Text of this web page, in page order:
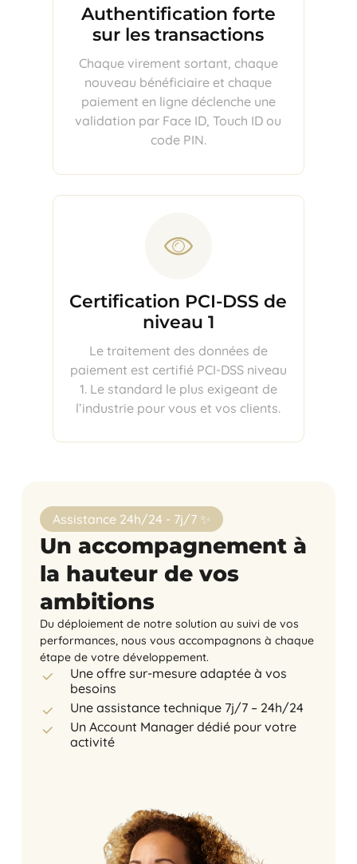
Authentification forte
sur les transactions
Chaque virement sortant, chaque
nouveau bénéficiaire et chaque
paiement en ligne déclenche une
validation par Face ID, Touch ID ou
code PIN.
Certification PCI-DSS de
niveau 1
Le traitement des données de
paiement est certifié PCI-DSS niveau
1. Le standard le plus exigeant de
l’industrie pour vous et vos clients.
Assistance 24h/24 - 7j/7 ✨
Un accompagnement à
la hauteur de vos
ambitions
Du déploiement de notre solution au suivi de vos
performances, nous vous accompagnons à chaque
étape de votre développement.
Une offre sur-mesure adaptée à vos
besoins
Une assistance technique 7j/7 – 24h/24
Un Account Manager dédié pour votre
activité